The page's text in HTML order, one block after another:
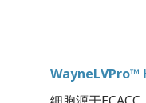
WayneLVPro™